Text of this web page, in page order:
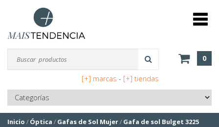
0
[+] marcas - [+] tiendas
Inicio / Óptica / Gafas de Sol Mujer/ Gafa de sol Bulget 3225